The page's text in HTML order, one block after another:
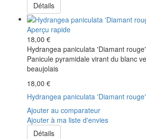
Détails
Aperçu rapide
18,00 €
Hydrangea paniculata 'Diamant
Panicule pyramidale virant du blanc
beaujolais
18,00 €
Hydrangea paniculata 'Diamant
Ajouter au comparateur
Ajouter à ma liste d'envies
Détails